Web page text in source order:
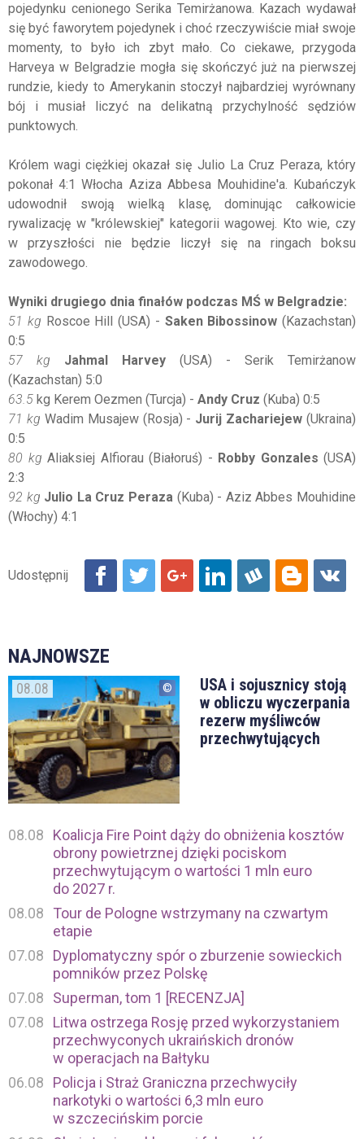
pojedynku cenionego Serika Temirżanowa. Kazach wydawał
się być faworytem pojedynek i choć rzeczywiście miał swoje
momenty, to było ich zbyt mało. Co ciekawe, przygoda
Harveya w Belgradzie mogła się skończyć już na pierwszej
rundzie, kiedy to Amerykanin stoczył najbardziej wyrównany
bój i musiał liczyć na delikatną przychylność sędziów
punktowych.
Królem wagi ciężkiej okazał się Julio La Cruz Peraza, który
pokonał 4:1 Włocha Aziza Abbesa Mouhidine'a. Kubańczyk
udowodnił swoją wielką klasę, dominując całkowicie
rywalizację w "królewskiej" kategorii wagowej. Kto wie, czy
w przyszłości nie będzie liczył się na ringach boksu
zawodowego.
Wyniki drugiego dnia finałów podczas MŚ w Belgradzie:
51 kg Roscoe Hill (USA) - Saken Bibossinow (Kazachstan)
0:5
57 kg
Jahmal Harvey (USA) - Serik Temirżanow
(Kazachstan) 5:0
63.5 kg Kerem Oezmen (Turcja) - Andy Cruz (Kuba) 0:5
71 kg Wadim Musajew (Rosja) - Jurij Zachariejew (Ukraina)
0:5
80 kg Aliaksiej Alfiorau (Białoruś) - Robby Gonzales (USA)
2:3
92 kg Julio La Cruz Peraza (Kuba) - Aziz Abbes Mouhidine
(Włochy) 4:1
NAJNOWSZE
08.08
USA i sojusznicy stoją
w obliczu wyczerpania
rezerw myśliwców
przechwytujących
08.08
Koalicja Fire Point dąży do obniżenia kosztów
obrony powietrznej dzięki pociskom
przechwytującym o wartości 1 mln euro
do 2027 r.
08.08
Tour de Pologne wstrzymany na czwartym
etapie
07.08
Dyplomatyczny spór o zburzenie sowieckich
pomników przez Polskę
07.08
Superman, tom 1 [RECENZJA]
07.08
Litwa ostrzega Rosję przed wykorzystaniem
przechwyconych ukraińskich dronów
w operacjach na Bałtyku
06.08
Policja i Straż Graniczna przechwyciły
narkotyki o wartości 6,3 mln euro
w szczecińskim porcie